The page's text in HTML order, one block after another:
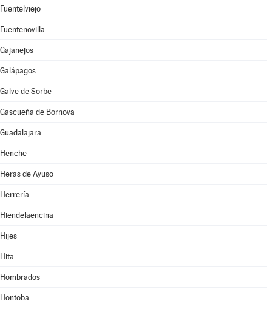
Fuentelviejo
Fuentenovilla
Gajanejos
Galápagos
Galve de Sorbe
Gascueña de Bornova
Guadalajara
Henche
Heras de Ayuso
Herrería
Hiendelaencina
Hijes
Hita
Hombrados
Hontoba